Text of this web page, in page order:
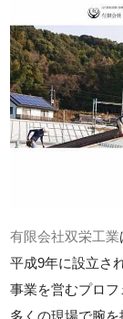
有限会社双栄工業
平成9年に設立さ
事業を営むプロ